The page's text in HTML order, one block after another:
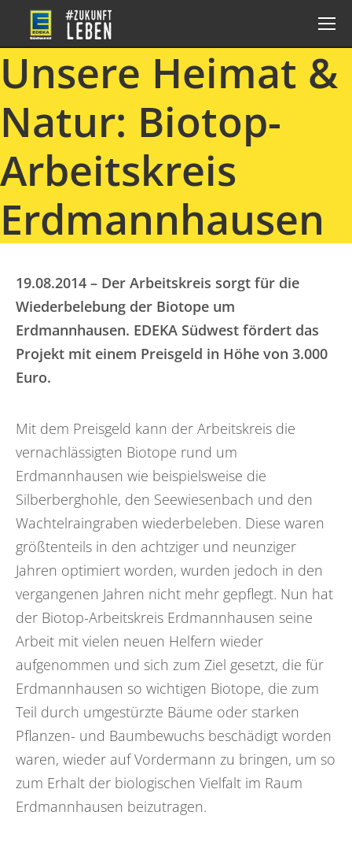
Unsere Heimat &
Natur: Biotop-
Arbeitskreis
Erdmannhausen
19.08.2014 – Der Arbeitskreis sorgt für die
Wiederbelebung der Biotope um
Erdmannhausen. EDEKA Südwest fördert das
Projekt mit einem Preisgeld in Höhe von 3.000
Euro.
Mit dem Preisgeld kann der Arbeitskreis die
vernachlässigten Biotope rund um
Erdmannhausen wie beispielsweise die
Silberberghohle, den Seewiesenbach und den
Wachtelraingraben wiederbeleben. Diese waren
größtenteils in den achtziger und neunziger
Jahren optimiert worden, wurden jedoch in den
vergangenen Jahren nicht mehr gepflegt. Nun hat
der Biotop-Arbeitskreis Erdmannhausen seine
Arbeit mit vielen neuen Helfern wieder
aufgenommen und sich zum Ziel gesetzt, die für
Erdmannhausen so wichtigen Biotope, die zum
Teil durch umgestürzte Bäume oder starken
Pflanzen- und Baumbewuchs beschädigt worden
waren, wieder auf Vordermann zu bringen, um so
zum Erhalt der biologischen Vielfalt im Raum
Erdmannhausen beizutragen.